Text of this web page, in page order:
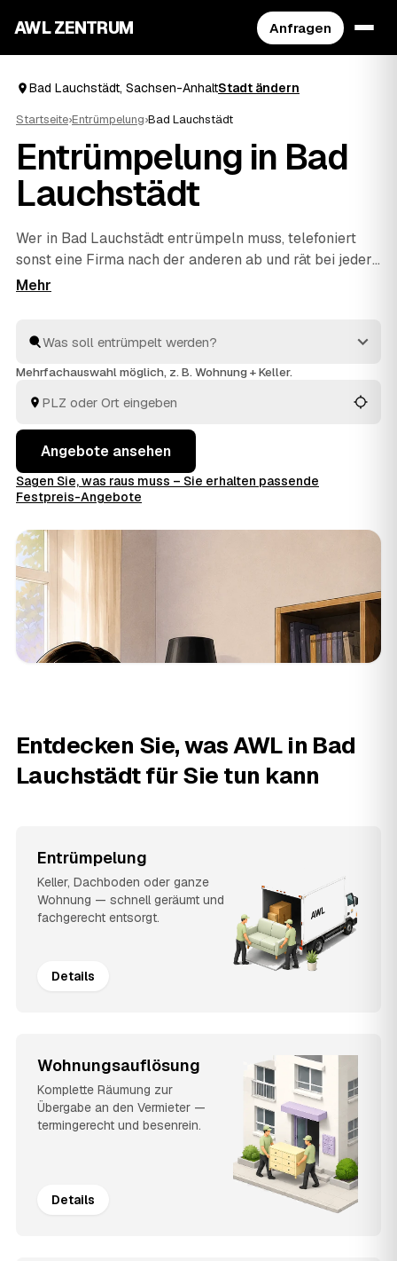
AWL ZENTRUM Anfragen
Bad Lauchstädt, Sachsen-AnhaltStadt ändern
Startseite›Entrümpelung›Bad Lauchstädt
Entrümpelung in Bad
Lauchstädt
Wer in Bad Lauchstädt entrümpeln muss, telefoniert
sonst eine Firma nach der anderen ab und rät bei jeder
die Kosten neu. Mit AWL beschreiben Sie Ihr Vorhaben
mehrerer geprüfter Anbieter aus Sachsen-Anhalt. Sie
legen die Angebote nebeneinander und sehen sofort,
entschieden haben.
Mehrfachauswahl möglich, z. B. Wohnung + Keller.
Angebote ansehen
Sagen Sie, was raus muss – Sie erhalten passende
Festpreis-Angebote
Entdecken Sie, was AWL in Bad
Lauchstädt für Sie tun kann
Entrümpelung
Keller, Dachboden oder ganze
Wohnung — schnell geräumt und
fachgerecht entsorgt.
Details
Wohnungsauflösung
Komplette Räumung zur
Übergabe an den Vermieter —
termingerecht und besenrein.
Details